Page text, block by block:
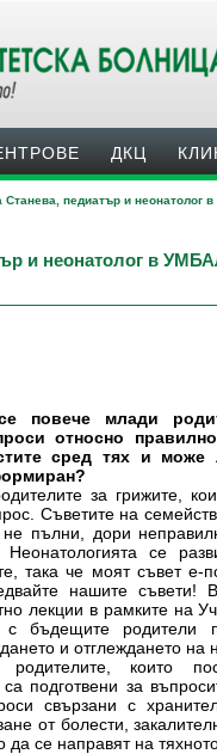
ДКЦ
педиатър и неонатолог
и неонатолог в
повече млади
относно
сред тях и
за грижите,
Съветите на
не пълни, дори
се
така че моят съвет
нашите
лекции в рамките на
с бъдещите родители
и отглеждането на
които
подготвени за
свързани с
от болести,
да се направят на